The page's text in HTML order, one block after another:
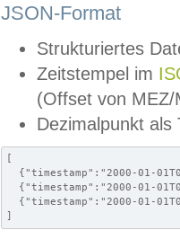
JSON-Format
Strukturiertes
Zeitstempel im
(Offset von MEZ/
Dezimalpunkt als
[
{"timestamp":"2000-01-
{"timestamp":"2000-01-
{"timestamp":"2000-01-
]